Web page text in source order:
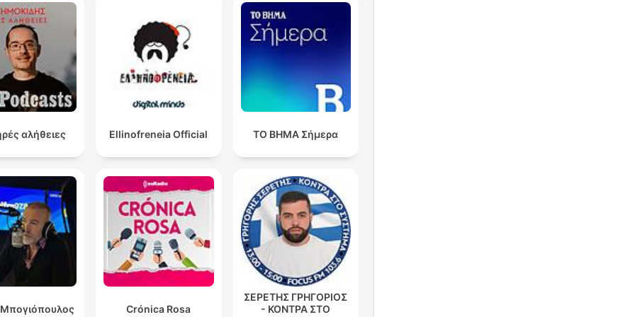
Ameryka przestała być z tego, czego słynęła i co było
warunkiem hegemonii światowej, między innymi był
dolar, było panowanie nuklearne, ale też było
bezpieczeństwo handlu morskiego.
00:38:29 · Mówca analizuje osłabienie pozycji USA na arenie
międzynarodowej w kontekście zagrożeń dla szlaków
handlowych.
produkcja awokado jest świetnym źródłem dochodu dla
meksykańskich.
01:01:21 · Prelegent wyjaśnia mechanizm finansowania grup
przestępczych poprzez opłaty pobierane od każdego kilograma
eksportowanego owocu.
w latach 1994-2022 powierzchnia upraw w Meksyku
wzrosła o 173%, natomiast wartość produkcji tego
αλήθειες Ellinofreneia Official ΤΟ ΒΗΜΑ Σήμερα
Μπογιόπουλος Crónica Rosa
ΣΕΡΕΤΗΣ ΓΡΗΓΟΡΙΟΣ
- ΚΟΝΤΡΑ ΣΤΟ